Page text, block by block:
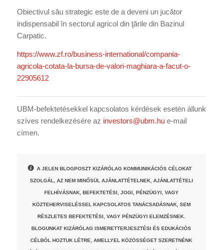
Obiectivul său strategic este de a deveni un jucător
indispensabil în sectorul agricol din ţările din Bazinul
Carpatic.
https://www.zf.ro/business-international/compania-
agricola-cotata-la-bursa-de-valori-maghiara-a-facut-o-
22905612
UBM-befektetésekkel kapcsolatos kérdések esetén állunk
szíves rendelkezésére az investors@ubm.hue-mail
címen.
A JELEN BLOGPOSZT KIZÁRÓLAG KOMMUNIKÁCIÓS CÉLOKAT
SZOLGÁL, AZ NEM MINŐSÜL AJÁNLATTÉTELNEK, AJÁNLATTÉTELI
FELHÍVÁSNAK, BEFEKTETÉSI, JOGI, PÉNZÜGYI, VAGY
KÖZTEHERVISELÉSSEL KAPCSOLATOS TANÁCSADÁSNAK, SEM
RÉSZLETES BEFEKTETÉSI, VAGY PÉNZÜGYI ELEMZÉSNEK.
BLOGUNKAT KIZÁRÓLAG ISMERETTERJESZTÉSI ÉS EDUKÁCIÓS
CÉLBÓL HOZTUK LÉTRE, AMELLYEL KÖZÖSSÉGET SZERETNÉNK